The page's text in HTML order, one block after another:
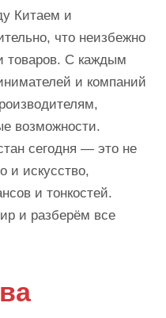
Китаем и
что неизбежно
товаров. С каждым
и компаний
возможности.
сегодня — это не
и искусство,
и тонкостей.
и разберём все